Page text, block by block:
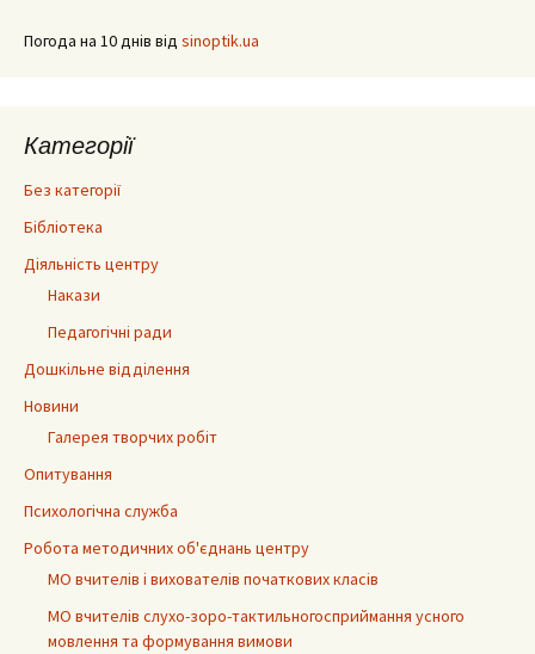
Погода на 10 днів від sinoptik.ua
Категорії
Без категорії
Бібліотека
Діяльність центру
Накази
Педагогічні ради
Дошкільне відділення
Новини
Галерея творчих робіт
Опитування
Психологічна служба
Робота методичних об'єднань центру
МО вчителів і вихователів початкових класів
МО вчителів слухо-зоро-тактильногосприймання усного
мовлення та формування вимови